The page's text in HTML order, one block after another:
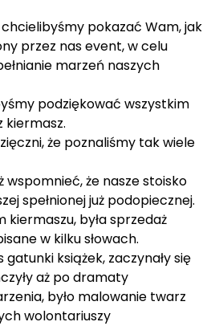
pokazać Wam, jak
przez nas event, w celu
marzeń naszych
podziękować wszystkim
kiermasz.
że poznaliśmy tak wiele
wspomnieć, że nasze stoisko
spełnionej już podopiecznej.
kiermaszu, była sprzedaż
w kilku słowach.
książek, zaczynały się
aż po dramaty
było malowanie twarz
wolontariuszy